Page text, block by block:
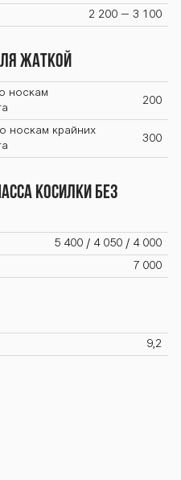
2 200 – 3 100
жаткой
носкам
200
носкам крайних
300
косилки без
5 400 / 4 050 / 4 000
7 000
9,2